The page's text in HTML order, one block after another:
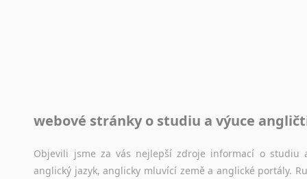
Jazykový korpus je elektronický soubor autentických
původního zdroje textu.
webové stránky o studiu a výuce
Objevili jsme za vás nejlepší zdroje informací o studiu
anglický jazyk, anglicky mluvící země a anglické portály.